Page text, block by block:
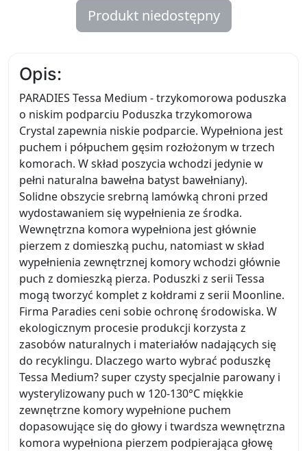
Produkt niedostępny
Opis:
PARADIES Tessa Medium - trzykomorowa poduszka
o niskim podparciu Poduszka trzykomorowa
Crystal zapewnia niskie podparcie. Wypełniona jest
puchem i półpuchem gęsim rozłożonym w trzech
komorach. W skład poszycia wchodzi jedynie w
pełni naturalna bawełna batyst bawełniany).
Solidne obszycie srebrną lamówką chroni przed
wydostawaniem się wypełnienia ze środka.
Wewnętrzna komora wypełniona jest głównie
pierzem z domieszką puchu, natomiast w skład
wypełnienia zewnętrznej komory wchodzi głównie
puch z domieszką pierza. Poduszki z serii Tessa
mogą tworzyć komplet z kołdrami z serii Moonline.
Firma Paradies ceni sobie ochronę środowiska. W
ekologicznym procesie produkcji korzysta z
zasobów naturalnych i materiałów nadających się
do recyklingu. Dlaczego warto wybrać poduszkę
Tessa Medium? super czysty specjalnie parowany i
wysterylizowany puch w 120-130°C miękkie
zewnętrzne komory wypełnione puchem
dopasowujące się do głowy i twardsza wewnętrzna
komora wypełniona pierzem podpierająca głowę